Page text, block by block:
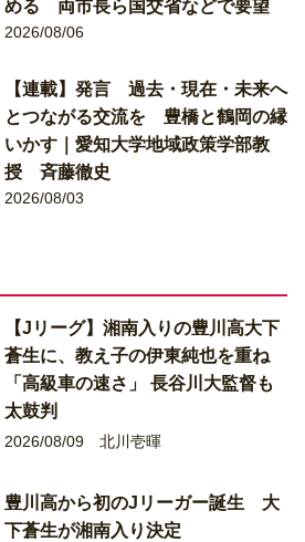
める 両市長ら国交省などで要望
2026/08/06
【連載】発言 過去・現在・未来へ
とつながる交流を 豊橋と鶴岡の縁
いかす｜愛知大学地域政策学部教
授 斉藤徹史
2026/08/03
【Jリーグ】湘南入りの豊川高大下
蒼生に、教え子の伊東純也を重ね
「高級車の速さ」 長谷川大監督も
太鼓判
2026/08/09 北川壱暉
豊川高から初のJリーガー誕生 大
下蒼生が湘南入り決定